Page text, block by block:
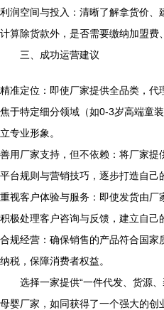
利润空间与投入：清晰了解拿货价、
计算除货款外，是否需要缴纳加盟费
三、成功运营建议
精准定位：即使厂家提供全品类，
焦于特定细分领域（如0-3岁高端童
立专业形象。
善用厂家支持，但不依赖：将厂家提
平台规则与营销技巧，逐步打造自己
重视客户体验与服务：即使发货由厂
积极处理客户咨询与反馈，建立自己
合规经营：确保销售的产品符合国
纳税，保障消费者权益。
选择一家提供“一件代发、货源
母婴厂家，如同获得了一个强大的